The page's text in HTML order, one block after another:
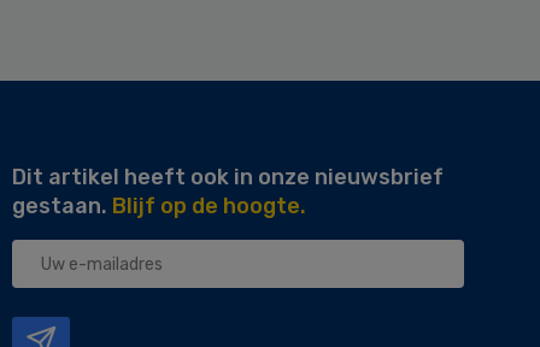
Dit artikel heeft ook in onze nieuwsbrief
gestaan. Blijf op de hoogte.
Uw